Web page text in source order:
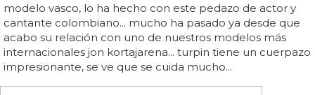
primer episodio... en el clip, que actualmente circula en
las redes sociales, cimino es filmado desde abajo mientras
está completamente sin camiseta, mostrando sus
impresionantes abdominales... la sinopsis oficial del
programa...